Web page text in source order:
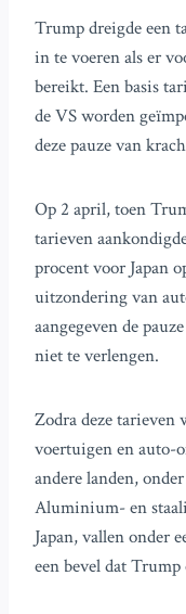
Trump dreigde een
in te voeren als er
bereikt. Een basis
de VS worden
deze pauze van
Op 2 april, toen
tarieven
procent voor Japan
uitzondering van
aangegeven de
niet te verlengen.
Zodra deze tarieven
voertuigen en auto-
andere landen,
Aluminium- en
Japan, vallen onder
een bevel dat